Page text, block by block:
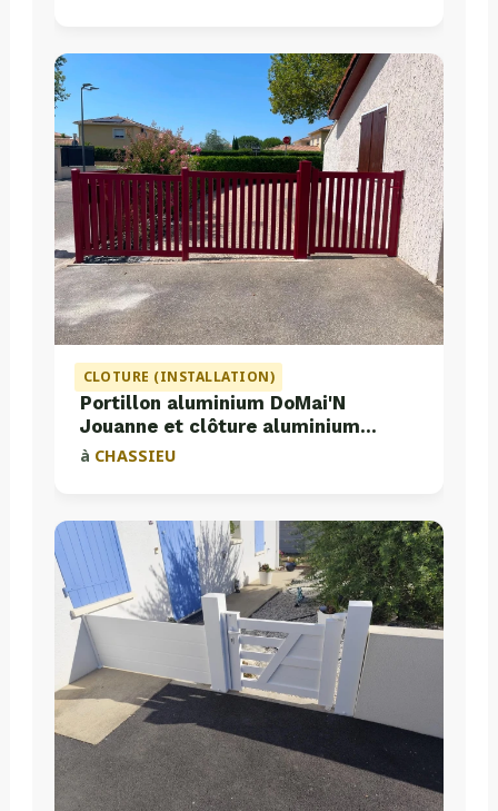
CLOTURE (INSTALLATION)
Portillon aluminium DoMai'N
Jouanne et clôture aluminium
Valette
à CHASSIEU